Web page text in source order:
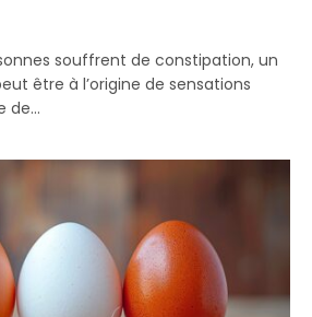
souffrent de constipation, un
être à l’origine de sensations
de…